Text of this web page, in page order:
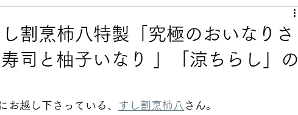
烹柿八特製「究極のおいなりさ
司と柚子いなり 」「涼ちらし」の
お越し下さっている、 すし割烹柿八 さん。